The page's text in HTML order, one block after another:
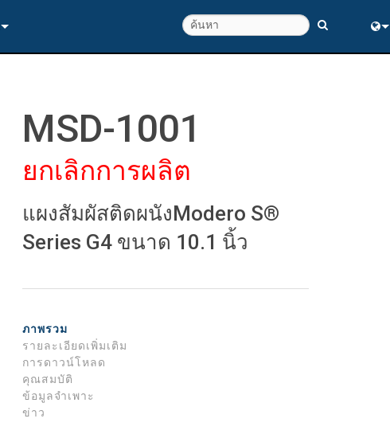
MSD-1001
ยกเลิกการผลิต
แผงสัมผัสติดผนังModero S®
Series G4 ขนาด 10.1 นิ้ว
ภาพรวม
รายละเอียดเพิ่มเติม
การดาวน์โหลด
คุณสมบัติ
ข้อมูลจำเพาะ
ข่าว